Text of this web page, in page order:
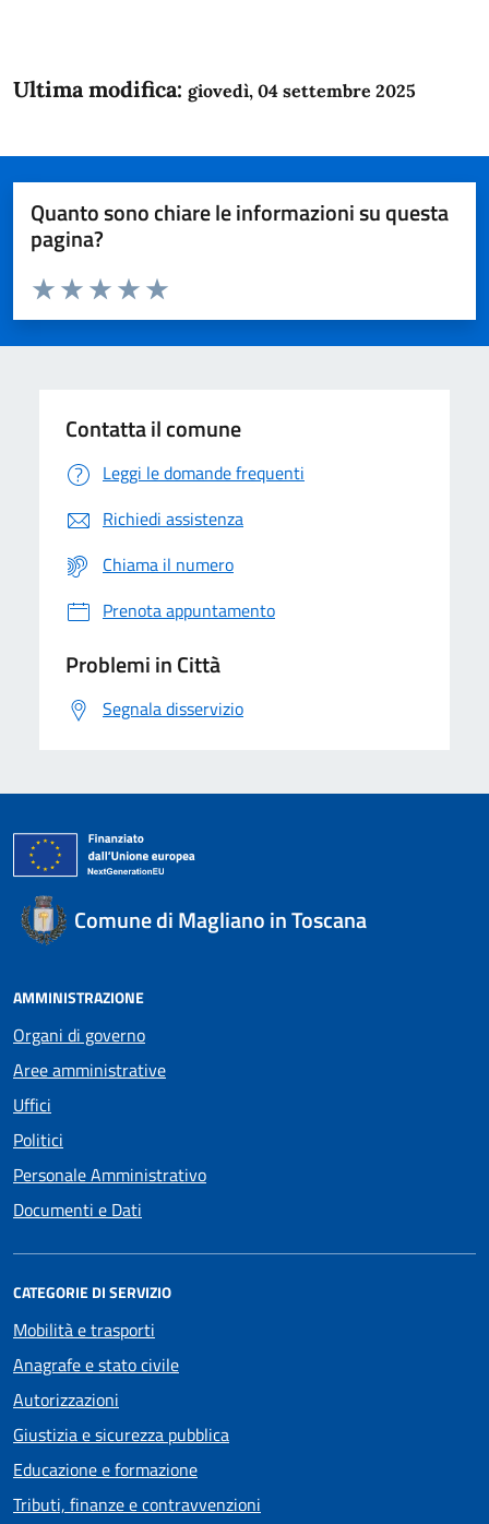
Ultima modifica: giovedì, 04 settembre 2025
Quanto sono chiare le informazioni su questa
pagina?
Domanda
Valuta da 1 a 5 stelle la pagina
Valuta 5 stelle su 5
Valuta 4 stelle su 5
Valuta 3 stelle su 5
Valuta 2 stelle su 5
Valuta 1 stelle su 5
Contatta il comune
Leggi le domande frequenti
Richiedi assistenza
Chiama il numero
Prenota appuntamento
Problemi in Città
Segnala disservizio
Comune di Magliano in Toscana
AMMINISTRAZIONE
Organi di governo
Aree amministrative
Uffici
Politici
Personale Amministrativo
Documenti e Dati
CATEGORIE DI SERVIZIO
Mobilità e trasporti
Anagrafe e stato civile
Autorizzazioni
Giustizia e sicurezza pubblica
Educazione e formazione
Tributi, finanze e contravvenzioni